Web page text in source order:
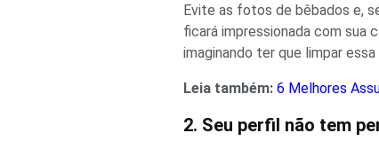
Evite as fotos de bêbados e,
ficará impressionada com sua
imaginando ter que limpar essa
Leia também: 6 Melhores
2. Seu perfil não tem